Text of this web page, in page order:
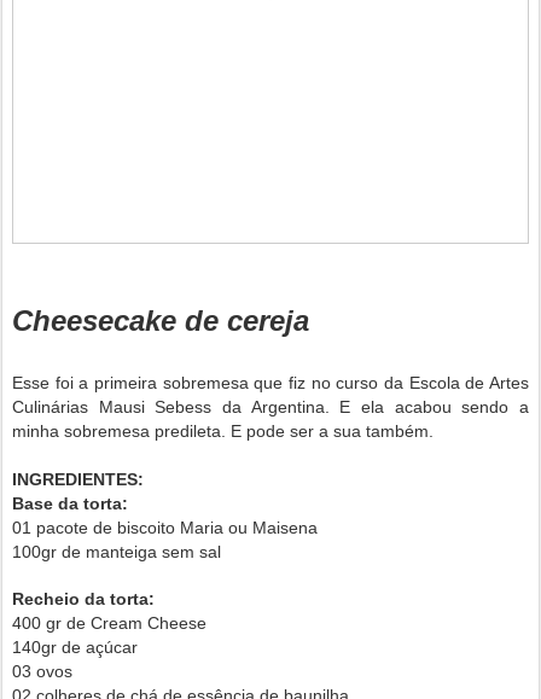
Cheesecake de cereja
Esse foi a primeira sobremesa que fiz no curso da Escola de Artes
Culinárias Mausi Sebess da Argentina. E ela acabou sendo a
minha sobremesa predileta. E pode ser a sua também.
INGREDIENTES:
Base da torta:
01 pacote de biscoito Maria ou Maisena
100gr de manteiga sem sal
Recheio da torta:
400 gr de Cream Cheese
140gr de açúcar
03 ovos